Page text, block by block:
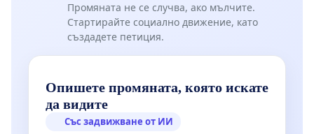
Промяната не се случва, ако мълчите.
Стартирайте социално движение, като
създадете петиция.
Опишете промяната, която искате
да видите
Със задвижване от ИИ